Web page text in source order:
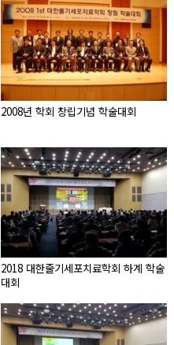
2008년 학회 창립기념 학술대회
2018 대한줄기세포치료학회 하계 학술
대회